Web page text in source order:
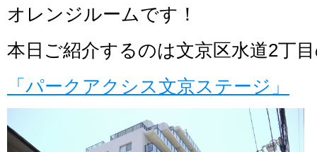
オレンジルームです！
本日ご紹介するのは文京区水道2丁
「パークアクシス文京ステージ」